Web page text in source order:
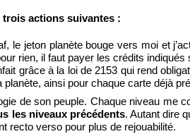
actions suivantes :
le jeton planète bouge vers moi et
rien, il faut payer les crédits
grâce à la loi de 2153 qui rend
ainsi pour chaque carte déjà
de son peuple. Chaque niveau me
les niveaux précédents. Autant dire
recto verso pour plus de rejouabilité.